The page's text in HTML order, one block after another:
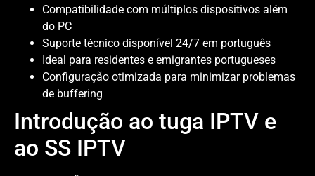
Compatibilidade com múltiplos dispositivos além
do PC
Suporte técnico disponível 24/7 em português
Ideal para residentes e emigrantes portugueses
Configuração otimizada para minimizar problemas
de buffering
Introdução ao tuga IPTV e
ao SS IPTV